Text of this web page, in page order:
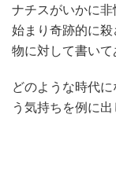
ナチスがいかに
始まり奇跡的に
物に対して書いて
どのような時代
う気持ちを例に出